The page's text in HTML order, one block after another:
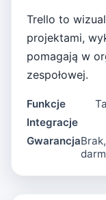
Trello to
projektami,
pomagają w
zespołowej.
Funkcje
Integracje
Gwarancja